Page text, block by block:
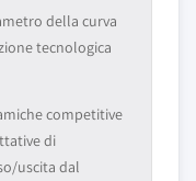
della curva
tecnologica
competitive
di
uscita dal